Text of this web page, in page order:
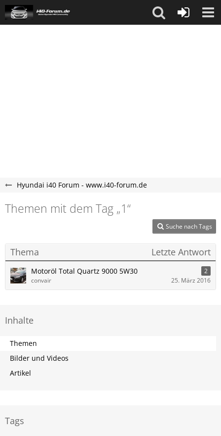
Hyundai i40 Forum - www.i40-forum.de
Themen mit dem Tag „1“
Suche nach Tags
Thema Letzte Antwort
Motoröl Total Quartz 9000 5W30
2
convair
25. März 2016
Inhalte
Themen
Bilder und Videos
Artikel
Tags